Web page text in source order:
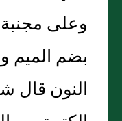
وعلى مجنبة
بضم الميم
النون قال